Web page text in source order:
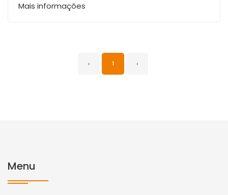
Mais informações
‹ 1 ›
Menu